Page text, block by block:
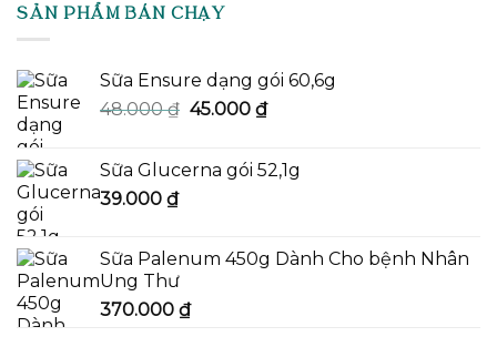
SẢN PHẨM BÁN CHẠY
Sữa Ensure dạng gói 60,6g
48.000₫ Giá
48.000 ₫.
45.000 ₫Giá
là:
Sữa Glucerna gói 52,1g
39.000 ₫
Sữa Palenum 450g Dành Cho bệnh Nhân
Ung Thư
370.000 ₫